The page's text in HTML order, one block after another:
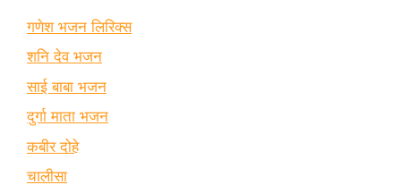
गणेश भजन लिरिक्स
शनि देव भजन
साई बाबा भजन
दुर्गा माता भजन
कबीर दोहे
चालीसा